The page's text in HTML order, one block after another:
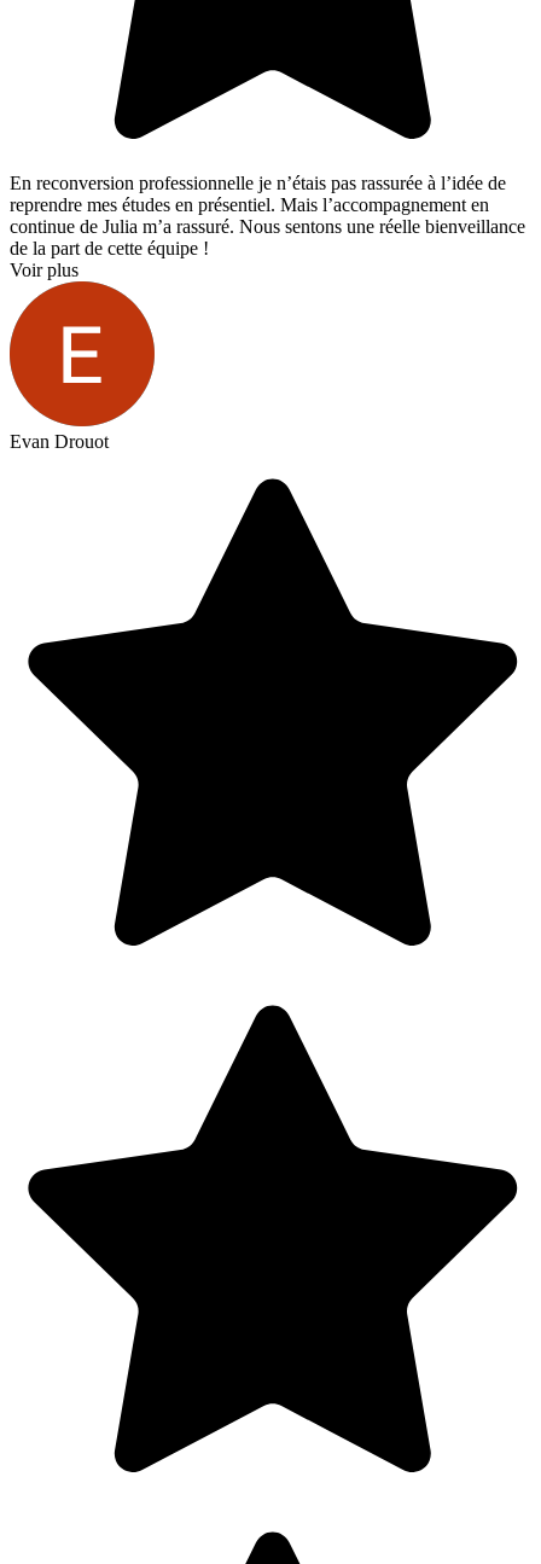
En reconversion professionnelle je n’étais pas rassurée à l’idée de
reprendre mes études en présentiel. Mais l’accompagnement en
continue de Julia m’a rassuré. Nous sentons une réelle bienveillance
de la part de cette équipe !
Voir plus
Evan Drouot